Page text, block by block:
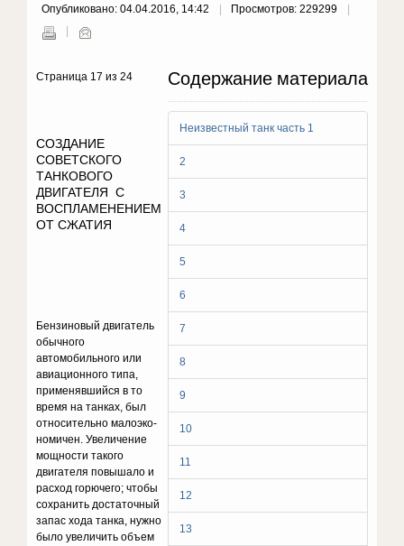
Опубликовано: 04.04.2016, 14:42 Просмотров: 229299
Содержание материала
Неизвестный танк часть 1
2
3
4
5
6
7
8
9
10
11
12
13
Страница 17 из 24
СОЗДАНИЕ
СОВЕТСКОГО
ТАНКОВОГО
ДВИГАТЕЛЯ С
ВОСПЛАМЕНЕНИЕМ
ОТ СЖАТИЯ
Бензиновый двигатель
обычного
автомобильного или
авиационного типа,
применявшийся в то
время на танках, был
относительно малоэко­
номичен. Увеличение
мощности такого
двигателя повышало и
расход горючего; чтобы
сохранить достаточный
запас хода танка, нужно
было увеличить объем